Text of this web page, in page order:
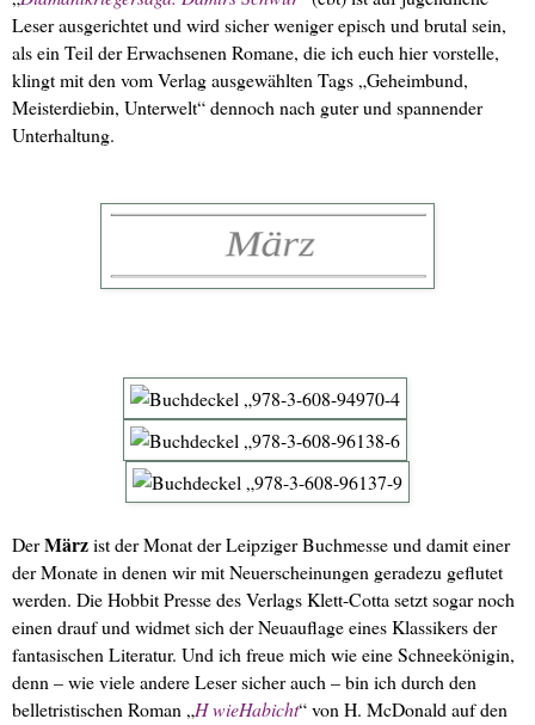
Leser ausgerichtet und wird sicher weniger episch und brutal sein,
als ein Teil der Erwachsenen Romane, die ich euch hier vorstelle,
klingt mit den vom Verlag ausgewählten Tags „Geheimbund,
Meisterdiebin, Unterwelt“ dennoch nach guter und spannender
Unterhaltung.
DerMärzist der Monat der Leipziger Buchmesse und damit einer
der Monate in denen wir mit Neuerscheinungen geradezu geflutet
werden. Die Hobbit Presse des Verlags Klett-Cotta setzt sogar noch
einen drauf und widmet sich der Neuauflage eines Klassikers der
fantasischen Literatur. Und ich freue mich wie eine Schneekönigin,
denn – wie viele andere Leser sicher auch – bin ich durch den
belletristischen Roman „H wieHabicht“ von H. McDonald auf den